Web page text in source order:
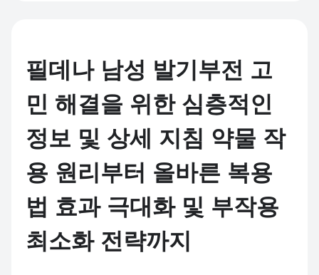
필데나 남성 발기부전 고
민 해결을 위한 심층적인
정보 및 상세 지침 약물 작
용 원리부터 올바른 복용
법 효과 극대화 및 부작용
최소화 전략까지